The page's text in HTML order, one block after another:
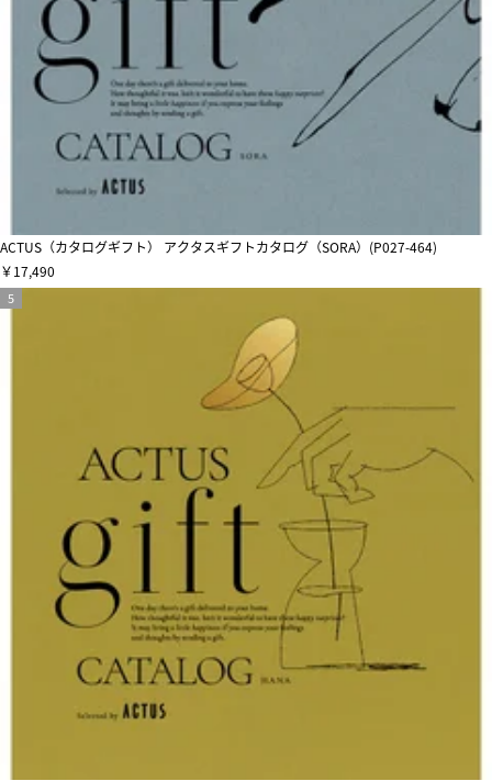
ACTUS（カタログギフト） アクタスギフトカタログ（SORA）(P027-464)
￥17,490